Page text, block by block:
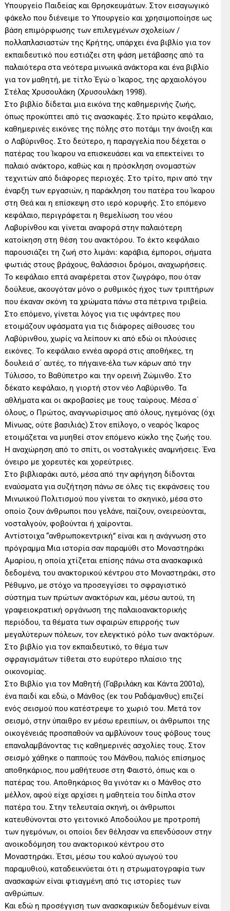
Υπουργείο Παιδείας και Θρησκευμάτων. Στον εισαγωγικό
φάκελο που διένειμε το Υπουργείο και χρησιμοποίησε ως
βάση επιμόρφωσης των επιλεγμένων σχολείων /
πολλαπλασιαστών της Κρήτης, υπάρχει ένα βιβλίο για τον
εκπαιδευτικό που εστιάζει στη φάση μετάβασης από τα
παλαιότερα στα νεότερα μινωικά ανάκτορα και ένα βιβλίο
για τον μαθητή, με τίτλο Έγώ ο Ίκαρος, της αρχαιολόγου
Στέλας Χρυσουλάκη (Χρυσουλάκη 1998).
Στο βιβλίο δίδεται μια εικόνα της καθημερινής ζωής,
όπως προκύπτει από τις ανασκαφές. Στο πρώτο κεφάλαιο,
καθημερινές εικόνες της πόλης στο ποτάμι την άνοιξη και
ο Λαβύρινθος. Στο δεύτερο, η παραγγελία που δέχεται ο
πατέρας του Ίκαρου να επισκευάσει και να επεκτείνει το
παλαιό ανάκτορο, καθώς και η πρόσκληση ονομαστών
τεχνιτών από διάφορες περιοχές. Στο τρίτο, πριν από την
έναρξη των εργασιών, η παράκληση του πατέρα του Ίκαρου
στη Θεά και η επίσκεψη στο ιερό κορυφής. Στο επόμενο
κεφάλαιο, περιγράφεται η θεμελίωση του νέου
Λαβυρίνθου και γίνεται αναφορά στην παλαιότερη
κατοίκηση στη θέση του ανακτόρου. Το έκτο κεφάλαιο
παρουσιάζει τη ζωή στο λιμάνι: καράβια, έμποροι, σήματα
φωτιάς στους βράχους, θαλάσσιοι δρόμοι, αναχωρήσεις.
Το κεφάλαιο επτά αναφέρεται στον ζωγράφο, που όταν
δούλευε, ακουγόταν μόνο ο ρυθμικός ήχος των τριπτήρων
που έκαναν σκόνη τα χρώματα πάνω στα πέτρινα τριβεία.
Στο επόμενο, γίνεται λόγος για τις υφάντρες που
ετοιμάζουν υφάσματα για τις διάφορες αίθουσες του
Λαβύρινθου, χωρίς να λείπουν κι από εδώ οι πλούσιες
εικόνες. Το κεφάλαιο εννέα αφορά στις αποθήκες, τη
δουλειά σ΄ αυτές, το πήγαινε-έλα των κάρων από την
Τύλισσο, το Βαθύπετρο και την ορεινή Ζώμινθο. Στο
δέκατο κεφάλαιο, η γιορτή στον νέο Λαβύρινθο. Τα
αθλήματα και οι ακροβασίες με τους ταύρους. Μέσα σ΄
όλους, ο Πρώτος, αναγνωρίσιμος από όλους, ηγεμόνας (όχι
Μίνωας, ούτε βασιλιάς) Στον επίλογο, ο νεαρός Ίκαρος
ετοιμάζεται να μυηθεί στον επόμενο κύκλο της ζωής του.
Η αναχώρηση από το σπίτι, οι νοσταλγικές αναμνήσεις. Ένα
όνειρο με χορευτές και χορεύτριες.
Στο βιβλιαράκι αυτό, μέσα από την αφήγηση δίδονται
εναύσματα για συζήτηση πάνω σε όλες τις εκφάνσεις του
Μινωικού Πολιτισμού που γίνεται το σκηνικό, μέσα στο
οποίο ζουν άνθρωποι που γελάνε, παίζουν, ονειρεύονται,
νοσταλγούν, φοβούνται ή χαίρονται.
Αντίστοιχα “ανθρωποκεντρική” είναι και η ανάγνωση στο
πρόγραμμα Μια ιστορία σαν παραμύθι στο Μοναστηράκι
Αμαρίου, η οποία χτίζεται επίσης πάνω στα ανασκαφικά
δεδομένα, του ανακτορικού κέντρου στο Μοναστηράκι, στο
Ρέθυμνο, με στόχο να προσεγγίσει το σφραγιστικό
σύστημα των πρώτων ανακτόρων και, μέσω αυτού, τη
γραφειοκρατική οργάνωση της παλαιοανακτορικής
περιόδου, τα θέματα των σφαιρών επιρροής των
μεγαλύτερων πόλεων, τον ελεγκτικό ρόλο των ανακτόρων.
Στο βιβλίο για τον εκπαιδευτικό, το θέμα των
σφραγισμάτων τίθεται στο ευρύτερο πλαίσιο της
οικονομίας.
Στο Βιβλίο για τον Μαθητή (Γαβριλάκη και Κάντα 2001α),
ένα παιδί και εδώ, ο Μάνθος (εκ του Ραδάμανθυς) επιζεί
ενός σεισμού που κατέστρεψε το χωριό του. Μετά τον
σεισμό, στην ύπαιθρο εν μέσω ερειπίων, οι άνθρωποι της
οικογένειάς προσπαθούν να αμβλύνουν τους φόβους τους
επαναλαμβάνοντας τις καθημερινές ασχολίες τους. Στον
σεισμό χάθηκε ο παππούς του Μάνθου, παλιός επίσημος
αποθηκάριος, που μαθήτευσε στη Φαιστό, όπως και ο
πατέρας του. Αποθηκάριος θα γινόταν κι ο Μάνθος στο
μέλλον, αφού είχε αρχίσει η μαθητεία του δίπλα στον
πατέρα του. Στην τελευταία σκηνή, οι άνθρωποι
κατευθύνονται στο γειτονικό Αποδούλου με προτροπή
των ηγεμόνων, οι οποίοι δεν θέλησαν να επενδύσουν στην
ανοικοδόμηση του ανακτορικού κέντρου στο
Μοναστηράκι. Έτσι, μέσω του καλού αγωγού του
παραμυθιού, καταδεικνύεται ότι η στρωματογραφία των
ανασκαφών είναι φτιαγμένη από τις ιστορίες των
ανθρώπων.
Και εδώ η προσέγγιση των ανασκαφικών δεδομένων είναι